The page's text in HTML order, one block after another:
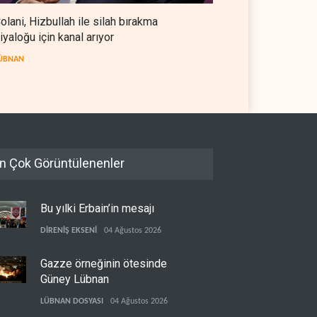
Hizbullah ile silah bırakma
için kanal arıyor
Çok Görüntülenenler
Bu yılki Erbain’in mesajı
DİRENİŞ EKSENİ 04 Ağustos 2026
Gazze örneğinin ötesinde
Güney Lübnan
LÜBNAN DOSYASI 04 Ağustos 2026